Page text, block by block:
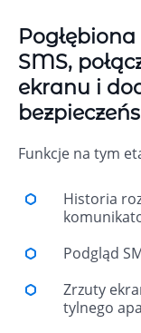
SMS,
ekranu i
Funkcje na tym
Historia
Podgląd
Zrzuty
tylnego